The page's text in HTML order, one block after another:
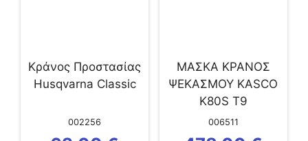
Κράνος Προστασίας
Husqvarna Classic
002256
ΜΑΣΚΑ ΚΡΑΝΟΣ
ΨΕΚΑΣΜΟΥ KASCO
K80S Τ9
006511